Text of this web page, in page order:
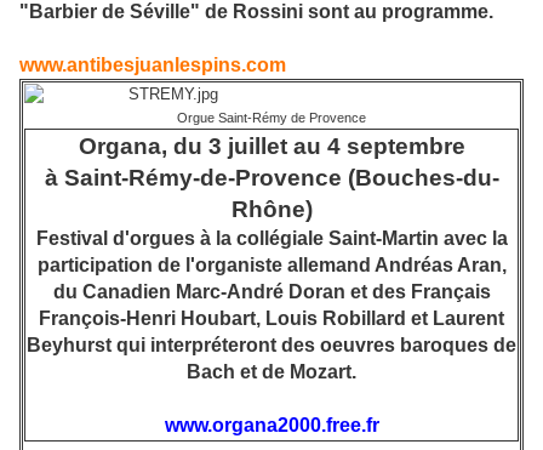
"Barbier de Séville" de Rossini sont au programme.
www.antibesjuanlespins.com
Orgue Saint-Rémy de Provence
Organa, du 3 juillet au 4 septembre
à Saint-Rémy-de-Provence (Bouches-du-
Rhône)
Festival d'orgues à la collégiale Saint-Martin avec la
participation de l'organiste allemand Andréas Aran,
du Canadien Marc-André Doran et des Français
François-Henri Houbart, Louis Robillard et Laurent
Beyhurst qui interpréteront des oeuvres baroques de
Bach et de Mozart.
www.organa2000.free.fr